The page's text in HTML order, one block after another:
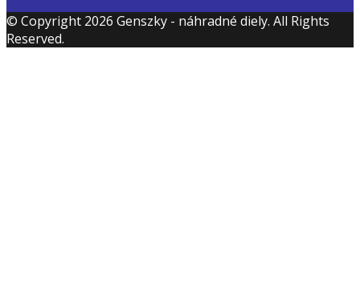
© Copyright 2026 Genszky - náhradné diely. All Rights
Reserved.